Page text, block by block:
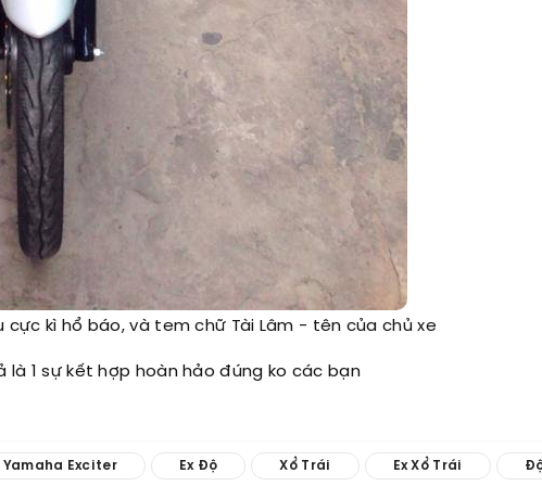
kì hổ báo, và tem chữ Tài Lâm - tên của chủ xe
1 sự kết hợp hoàn hảo đúng ko các bạn
Yamaha Exciter Ex Độ Xổ Trái Ex Xổ Trái